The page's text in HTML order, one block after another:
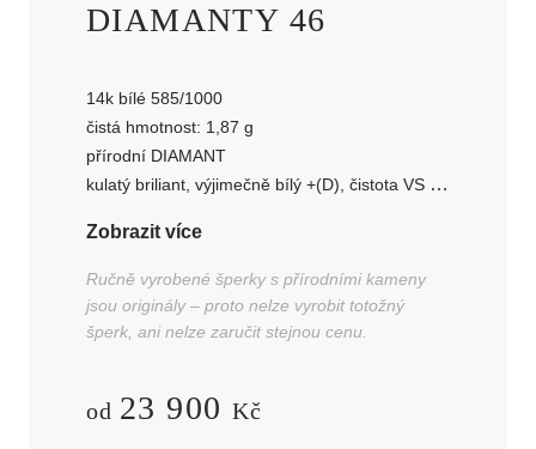
DIAMANTY 46
14k bílé 585/1000
čistá hmotnost: 1,87 g
přírodní DIAMANT
kulatý briliant, výjimečně bílý +(D), čistota VS
Zobrazit více
Ručně vyrobené šperky s přírodními kameny
jsou originály – proto nelze vyrobit totožný
šperk, ani nelze zaručit stejnou cenu.
od 23 900 Kč